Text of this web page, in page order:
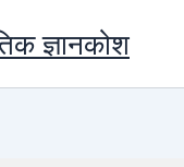
ज्ञानकोश